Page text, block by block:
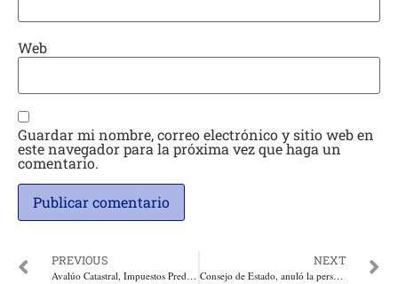
Web
Guardar mi nombre, correo electrónico y sitio web en
este navegador para la próxima vez que haga un
comentario.
PREVIOUS
Avalúo Catastral, Impuestos Predial, Patrimonio = Expropiación Indirecta. Economía con Dirección Centralizada. Por: Miguel Ángel Lacouture
NEXT
Consejo de Estado, anuló la personería jurídica del movimiento político “Soy Porque Somos” de Francia Márquez